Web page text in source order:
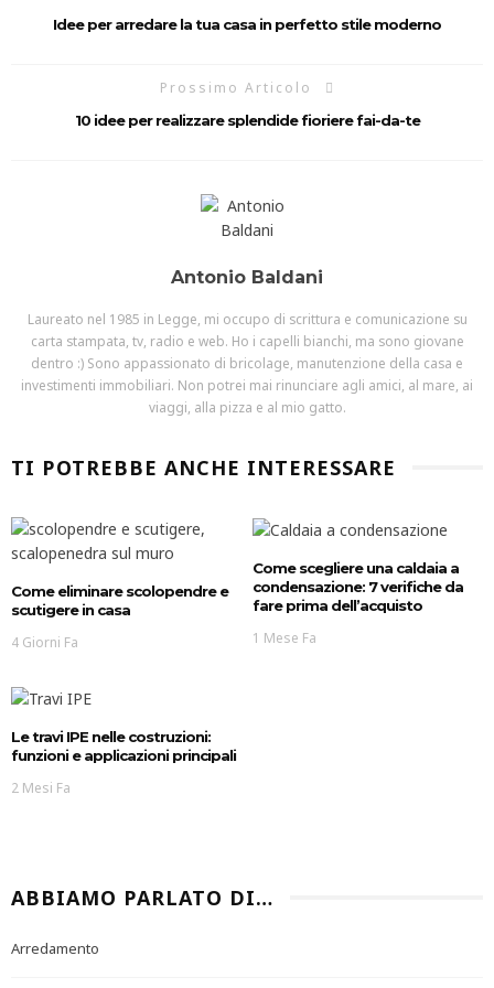
Idee per arredare la tua casa in perfetto stile moderno
Prossimo Articolo
10 idee per realizzare splendide fioriere fai-da-te
Antonio Baldani
Laureato nel 1985 in Legge, mi occupo di scrittura e comunicazione su
carta stampata, tv, radio e web. Ho i capelli bianchi, ma sono giovane
dentro :) Sono appassionato di bricolage, manutenzione della casa e
investimenti immobiliari. Non potrei mai rinunciare agli amici, al mare, ai
viaggi, alla pizza e al mio gatto.
TI POTREBBE ANCHE INTERESSARE
Come eliminare scolopendre e
scutigere in casa
4 Giorni Fa
Come scegliere una caldaia a
condensazione: 7 verifiche da
fare prima dell’acquisto
1 Mese Fa
Le travi IPE nelle costruzioni:
funzioni e applicazioni principali
2 Mesi Fa
ABBIAMO PARLATO DI…
Arredamento